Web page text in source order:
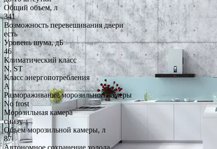
Общий объем, л
341
Возможность перевешивания двери
есть
Уровень шума, дБ
46
Климатический класс
N, ST
Класс энергопотребления
A
Размораживание морозильной камеры
No frost
Морозильная камера
снизу
Объем морозильной камеры, л
87
Автономное сохранение холода